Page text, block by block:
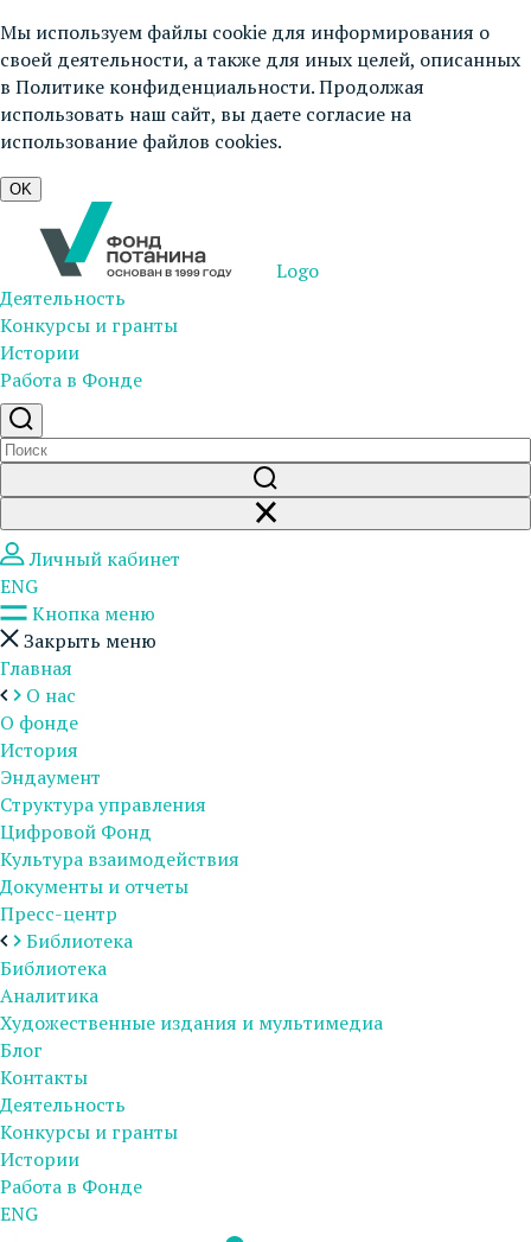
Мы используем файлы cookie для информирования о
своей деятельности, а также для иных целей, описанных
в Политике конфиденциальности. Продолжая
использовать наш сайт, вы даете согласие на
использование файлов cookies.
OK
Logo
Деятельность
Конкурсы и гранты
Истории
Работа в Фонде
Личный кабинет
ENG
Кнопка меню
Закрыть меню
Главная
О нас
О фонде
История
Эндаумент
Структура управления
Цифровой Фонд
Культура взаимодействия
Документы и отчеты
Пресс-центр
Библиотека
Библиотека
Аналитика
Художественные издания и мультимедиа
Блог
Контакты
Деятельность
Конкурсы и гранты
Истории
Работа в Фонде
ENG